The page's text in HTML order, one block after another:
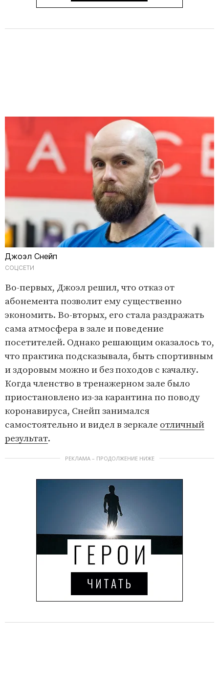
Джоэл Снейп
СОЦСЕТИ
Во-первых, Джоэл решил, что отказ от
абонемента позволит ему существенно
экономить. Во-вторых, его стала раздражать
сама атмосфера в зале и поведение
посетителей. Однако решающим оказалось то,
что практика подсказывала, быть спортивным
и здоровым можно и без походов с качалку.
Когда членство в тренажерном зале было
приостановлено из-за карантина по поводу
коронавируса, Снейп занимался
самостоятельно и видел в зеркале отличный
результат.
РЕКЛАМА – ПРОДОЛЖЕНИЕ НИЖЕ